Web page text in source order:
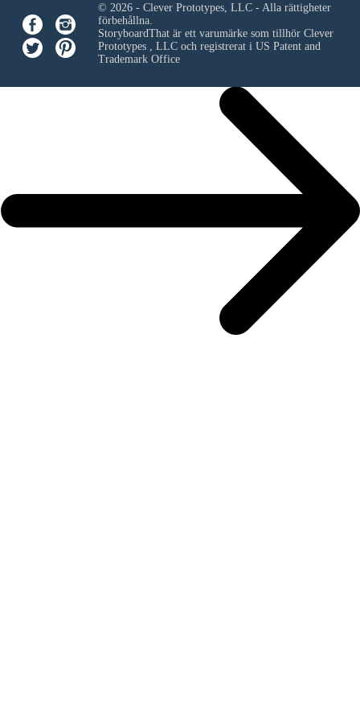
© 2026 - Clever Prototypes, LLC - Alla rättigheter
förbehållna.
StoryboardThat är ett varumärke som tillhör Clever
Prototypes , LLCoch registrerat i US Patent and
Trademark Office